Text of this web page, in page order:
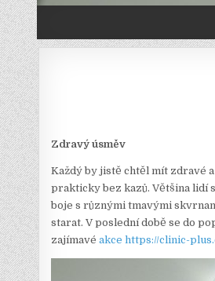
Zdravý úsměv
Každý by jistě chtěl mít zdravé
prakticky bez kazů. Většina lidí
boje s různými tmavými
starat. V poslední době se do
zajímavéakcehttps://clinic-